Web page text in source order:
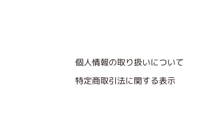
個人情報の取り扱いについて
特定商取引法に関する表示